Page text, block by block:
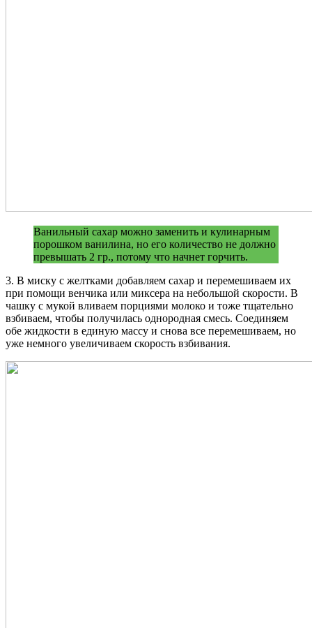
Ванильный сахар можно заменить и кулинарным
порошком ванилина, но его количество не должно
превышать 2 гр., потому что начнет горчить.
3. В миску с желтками добавляем сахар и перемешиваем их
при помощи венчика или миксера на небольшой скорости. В
чашку с мукой вливаем порциями молоко и тоже тщательно
взбиваем, чтобы получилась однородная смесь. Соединяем
обе жидкости в единую массу и снова все перемешиваем, но
уже немного увеличиваем скорость взбивания.